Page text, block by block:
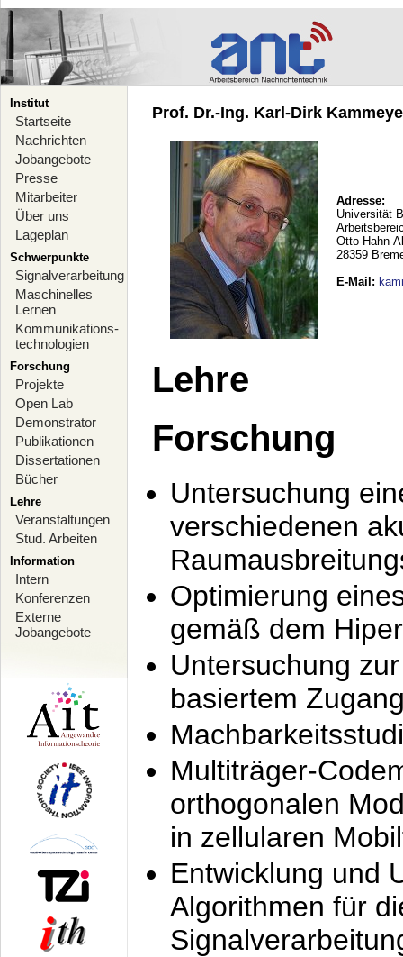
Institut
Startseite
Nachrichten
Jobangebote
Presse
Mitarbeiter
Über uns
Lageplan
Schwerpunkte
Signalverarbeitung
Maschinelles
Lernen
Kommunikations-
technologien
Forschung
Projekte
Open Lab
Demonstrator
Publikationen
Dissertationen
Bücher
Lehre
Veranstaltungen
Stud. Arbeiten
Information
Intern
Konferenzen
Externe
Jobangebote
Prof. Dr.-Ing. Karl-Dirk
Adresse:
Universität
Otto-Hahn-
28359
E-Mail :
Lehre
Forschung
Untersuchung
verschiedenen
Optimierung
gemäß dem
Untersuchung
basiertem
Multiträger-
orthogonalen
in zellularen
Entwicklung und
Algorithmen für